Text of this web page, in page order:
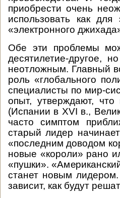
приобрести очень
использовать как
«электронного
Обе эти проблемы
десятилетие-другое,
неотложным. Главный
роль «глобального
специалисты по мир-
опыт, утверждают, что
(Испании в XVI в.,
часто симптом
старый лидер
«последним доводом
новые «короли» рано
«пушки».
станет новым
зависит, как будут